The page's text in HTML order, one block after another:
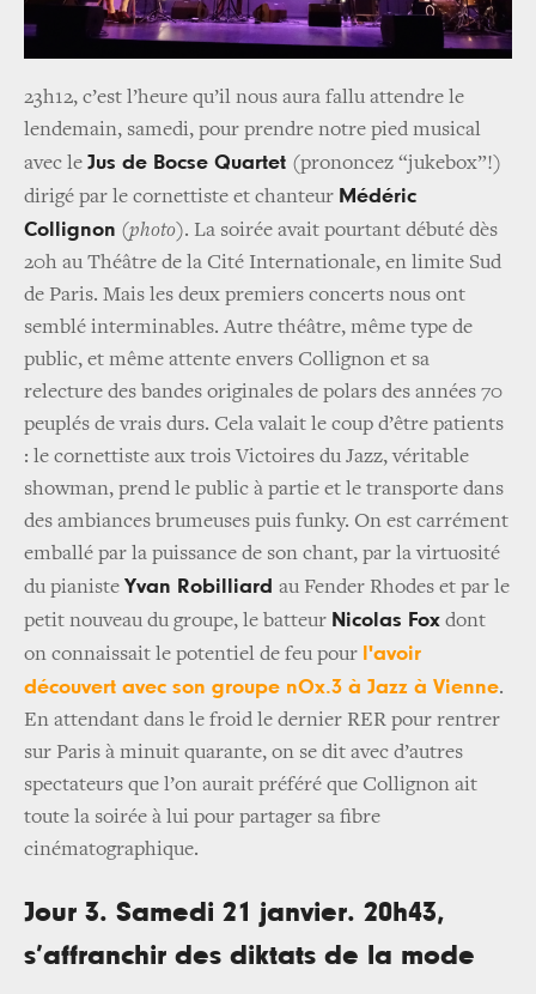
23h12, c’est l’heure qu’il nous aura fallu attendre le
lendemain, samedi, pour prendre notre pied musical
avec le Jus de Bocse Quartet (prononcez “jukebox”!)
dirigé par le cornettiste et chanteur Médéric
Collignon (photo). La soirée avait pourtant débuté dès
20h au Théâtre de la Cité Internationale, en limite Sud
de Paris. Mais les deux premiers concerts nous ont
semblé interminables. Autre théâtre, même type de
public, et même attente envers Collignon et sa
relecture des bandes originales de polars des années 70
peuplés de vrais durs. Cela valait le coup d’être patients
: le cornettiste aux trois Victoires du Jazz, véritable
showman, prend le public à partie et le transporte dans
des ambiances brumeuses puis funky. On est carrément
emballé par la puissance de son chant, par la virtuosité
du pianiste Yvan Robilliard au Fender Rhodes et par le
petit nouveau du groupe, le batteur Nicolas Fox dont
on connaissait le potentiel de feu pour l'avoir
découvert avec son groupe nOx.3 à Jazz à Vienne.
En attendant dans le froid le dernier RER pour rentrer
sur Paris à minuit quarante, on se dit avec d’autres
spectateurs que l’on aurait préféré que Collignon ait
toute la soirée à lui pour partager sa fibre
cinématographique.
Jour 3. Samedi 21 janvier. 20h43,
s’affranchir des diktats de la mode